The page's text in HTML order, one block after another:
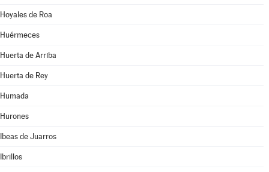
Hoyales de Roa
Huérmeces
Huerta de Arriba
Huerta de Rey
Humada
Hurones
Ibeas de Juarros
Ibrillos